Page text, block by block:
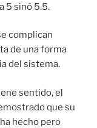
5 sinó 5.5.
complican
de una forma
del sistema.
sentido, el
que su
hecho pero